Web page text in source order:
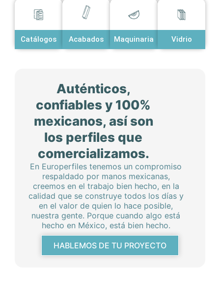
Catálogos Acabados Maquinaria Vidrio
Auténticos,
confiables y 100%
mexicanos, así son
los perfiles que
comercializamos.
En Europerfiles tenemos un compromiso
respaldado por manos mexicanas,
creemos en el trabajo bien hecho, en la
calidad que se construye todos los días y
en el valor de quien lo hace posible,
nuestra gente. Porque cuando algo está
hecho en México, está bien hecho.
HABLEMOS DE TU PROYECTO